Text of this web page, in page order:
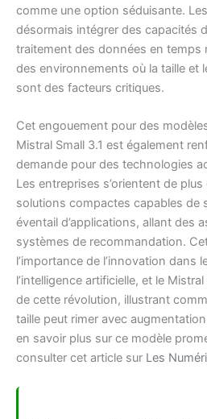
comme une option séduisante.
désormais intégrer des capacités
traitement des données en temps
des environnements où la taille et
sont des facteurs critiques.
Cet engouement pour des
Mistral Small 3.1 est également
demande pour des technologies
Les entreprises s’orientent de
solutions compactes capables de
éventail d’applications, allant des
systèmes de recommandation.
l’importance de l’innovation dans
l’intelligence artificielle, et le
de cette révolution, illustrant
taille peut rimer avec
en savoir plus sur ce modèle
consulter cet article sur Les